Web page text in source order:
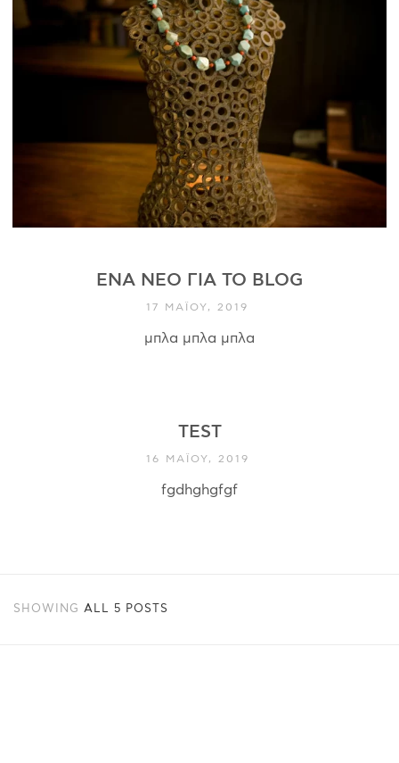
ΈΝΑ ΝΈΟ ΓΙΑ ΤΟ BLOG
17 ΜΑΪ́ΟΥ, 2019
μπλα μπλα μπλα
TEST
16 ΜΑΪ́ΟΥ, 2019
fgdhghgfgf
SHOWING ALL 5 POSTS